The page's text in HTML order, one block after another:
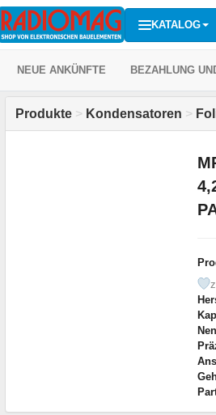
KATALOG
NEUE ANKÜNFTE BEZAHLUNG
Produkte > Kondensatoren >